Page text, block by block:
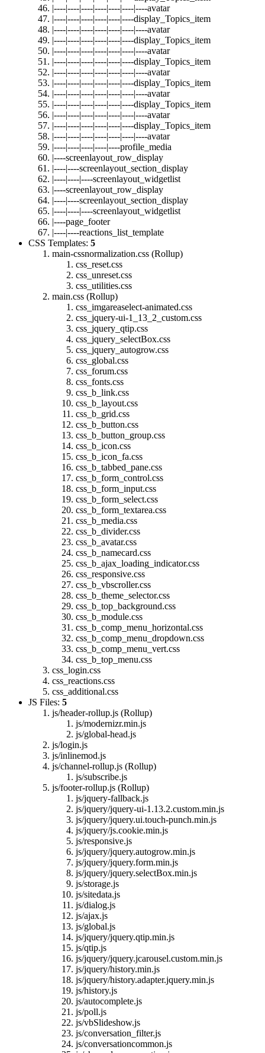
|----|----|----|----|----|----|----avatar
|----|----|----|----|----|----display_Topics_item
|----|----|----|----|----|----|----avatar
|----|----|----|----|----|----display_Topics_item
|----|----|----|----|----|----|----avatar
|----|----|----|----|----|----display_Topics_item
|----|----|----|----|----|----|----avatar
|----|----|----|----|----|----display_Topics_item
|----|----|----|----|----|----|----avatar
|----|----|----|----|----|----display_Topics_item
|----|----|----|----|----|----|----avatar
|----|----|----|----|----|----display_Topics_item
|----|----|----|----|----|----|----avatar
|----|----|----|----|----profile_media
|----screenlayout_row_display
|----|----screenlayout_section_display
|----|----|----screenlayout_widgetlist
|----screenlayout_row_display
|----|----screenlayout_section_display
|----|----|----screenlayout_widgetlist
|----page_footer
|----|----reactions_list_template
CSS Templates: 5
main-cssnormalization.css (Rollup)
css_reset.css
css_unreset.css
css_utilities.css
main.css (Rollup)
css_imgareaselect-animated.css
css_jquery-ui-1_13_2_custom.css
css_jquery_qtip.css
css_jquery_selectBox.css
css_jquery_autogrow.css
css_global.css
css_forum.css
css_fonts.css
css_b_link.css
css_b_layout.css
css_b_grid.css
css_b_button.css
css_b_button_group.css
css_b_icon.css
css_b_icon_fa.css
css_b_tabbed_pane.css
css_b_form_control.css
css_b_form_input.css
css_b_form_select.css
css_b_form_textarea.css
css_b_media.css
css_b_divider.css
css_b_avatar.css
css_b_namecard.css
css_b_ajax_loading_indicator.css
css_responsive.css
css_b_vbscroller.css
css_b_theme_selector.css
css_b_top_background.css
css_b_module.css
css_b_comp_menu_horizontal.css
css_b_comp_menu_dropdown.css
css_b_comp_menu_vert.css
css_b_top_menu.css
css_login.css
css_reactions.css
css_additional.css
JS Files: 5
js/header-rollup.js (Rollup)
js/modernizr.min.js
js/global-head.js
js/login.js
js/inlinemod.js
js/channel-rollup.js (Rollup)
js/subscribe.js
js/footer-rollup.js (Rollup)
js/jquery-fallback.js
js/jquery/jquery-ui-1.13.2.custom.min.js
js/jquery/jquery.ui.touch-punch.min.js
js/jquery/js.cookie.min.js
js/responsive.js
js/jquery/jquery.autogrow.min.js
js/jquery/jquery.form.min.js
js/jquery/jquery.selectBox.min.js
js/storage.js
js/sitedata.js
js/dialog.js
js/ajax.js
js/global.js
js/jquery/jquery.qtip.min.js
js/qtip.js
js/jquery/jquery.jcarousel.custom.min.js
js/jquery/history.min.js
js/jquery/history.adapter.jquery.min.js
js/history.js
js/autocomplete.js
js/poll.js
js/vbSlideshow.js
js/conversation_filter.js
js/conversationcommon.js